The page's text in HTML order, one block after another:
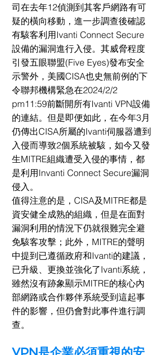
司在去年12偵測到其客戶網路有可
疑的橫向移動，進一步調查後確認
有駭客利用Ivanti Connect Secure
設備的漏洞進行入侵。其威脅程度
引發五眼聯盟(Five Eyes)發布安全
示警外，美國CISA也史無前例的下
令聯邦機構緊急在2024/2/2
pm11:59前斷開所有Ivanti VPN設備
的連結。但是即便如此，在今年3月
仍傳出CISA所屬的Ivanti伺服器遭到
入侵而導致2個系統被駭，如今又發
生MITRE組織遭受入侵的事情，都
是利用Invanti Connect Secure漏洞
侵入。
值得注意的是，CISA及MITRE都是
資安健全成熟的組織，但是在面對
漏洞利用的情況下仍就很難完全避
免駭客攻擊；此外，MITRE的聲明
中提到已遵循政府和Ivanti的建議，
已升級、更換並強化了Ivanti系統，
雖然沒有跡象顯示MITRE的核心內
部網路或合作夥伴系統受到這起事
件的影響，但仍會對此事件進行調
查。